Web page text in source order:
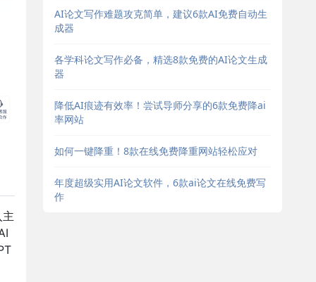
AI论文写作难题攻克简单，建议6款AI免费自动生
成器
各学科论文写作必备，精选8款免费的AI论文生成
器
降低AI痕迹有效率！尝试导师分享的6款免费降ai
率网站
如何一键降重！8款在线免费降重网站轻松应对
年度超级实用AI论文软件，6款ai论文在线免费写
作